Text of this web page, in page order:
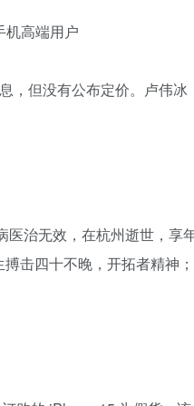
机高端用户
，但没有公布定价。卢伟冰
医治无效，在杭州逝世，享
击四十不晚，开拓者精神；